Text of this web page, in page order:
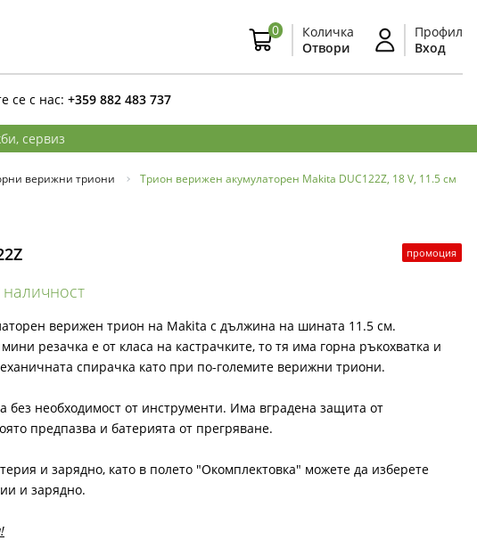
0
Количка
Отвори
Профил
Вход
се с нас: +359 882 483 737
сервиз
верижни триони Трион верижен акумулаторен Makita DUC122Z, 18 V, 11.5 см
промоция
верижен трион на Makita с дължина на шината 11.5 см.
резачка е от класа на кастрачките, то тя има горна ръкохватка и
спирачка като при по-големите верижни триони.
без необходимост от инструменти. Има вградена защита от
предпазва и батерията от прегряване.
и зарядно, като в полето "Окомплектовка" можете да изберете
и зарядно.